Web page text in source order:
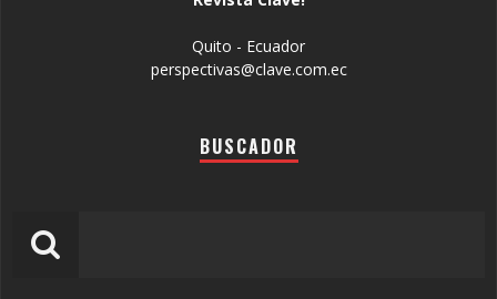
Quito - Ecuador
perspectivas@clave.com.ec
BUSCADOR